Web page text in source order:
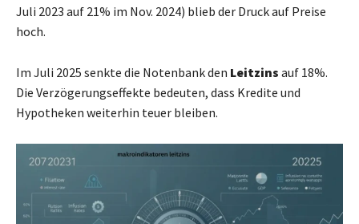
Juli 2023 auf 21% im Nov. 2024) blieb der Druck auf Preise
hoch.
Im Juli 2025 senkte die Notenbank den Leitzins auf 18%.
Die Verzögerungseffekte bedeuten, dass Kredite und
Hypotheken weiterhin teuer bleiben.